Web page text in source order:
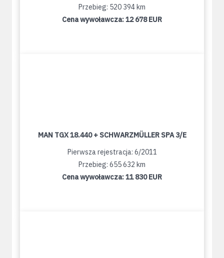
Przebieg: 520 394 km
Cena wywoławcza:12 678 EUR
MAN TGX 18.440 + SCHWARZMÜLLER SPA 3/E
Pierwsza rejestracja: 6/2011
Przebieg: 655 632 km
Cena wywoławcza:11 830 EUR